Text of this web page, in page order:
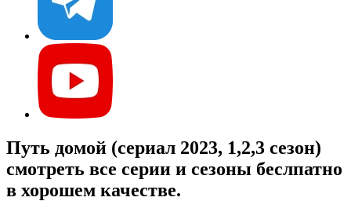
Путь домой (сериал 2023, 1,2,3 сезон)
смотреть все серии и сезоны беслпатно
в хорошем качестве.